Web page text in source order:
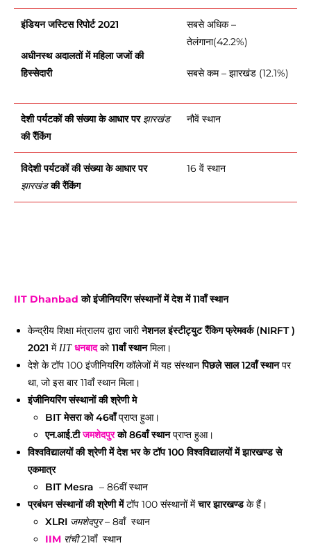
इंडियन जस्टिस रिपोर्ट 2021
अधीनस्थ अदालतों में महिला जजों की
हिस्सेदारी
सबसे अधिक –
तेलंगाना(42.2%)
सबसे कम – झारखंड (12.1%)
देशी पर्यटकों की संख्या के आधार पर झारखंड
की रैंकिंग
नौवें स्थान
विदेशी पर्यटकों की संख्या के आधार पर
झारखंडकी रैंकिंग
16 वें स्थान
IIT Dhanbad को इंजीनियरिंग संस्थानों में देश में 11वाँ स्थान
केन्द्रीय शिक्षा मंत्रालय द्वारा जारीनेशनल इंस्टीट्युट रैंकिग फ्रेमवर्क (NIRFT )
2021 में IIT धनबादको11वाँ स्थानमिला।
देशे के टॉप 100 इंजीनियरिंग कॉलेजों में यह संस्थानपिछले साल 12वाँ स्थानपर
था, जो इस बार 11वाँ स्थान मिला।
इंजीनियरिंग संस्थानों की श्रेणी मे
BIT मेसरा को 46वाँप्राप्त हुआ।
एन.आई.टीजमशेदपुरको 86वाँ स्थानप्राप्त हुआ।
विश्वविद्यालयों की श्रेणी में देश भर के टॉप 100 विश्वविद्यालयों में झारखण्ड से
एकमात्र
BIT Mesra – 86वीं स्थान
प्रबंधन संस्थानों की श्रेणी मेंटॉप 100 संस्थानों मेंचार झारखण्डके हैं।
XLRI जमशेदपुर– 8वाँ स्थान
IIM रांची21वाँ स्थान